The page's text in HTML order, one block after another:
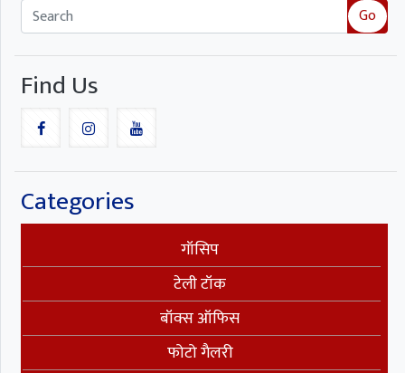
Go
Find Us
Categories
गॉसिप
टेली टॉक
बॉक्स ऑफिस
फोटो गैलरी